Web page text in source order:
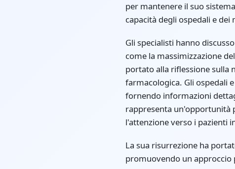
per mantenere il suo
capacità degli ospedali e
Gli specialisti hanno
come la massimizzazione
portato alla riflessione sulla
farmacologica. Gli ospedali
fornendo informazioni
rappresenta un'opportunità
l'attenzione verso i pazienti
La sua risurrezione ha
promuovendo un approccio